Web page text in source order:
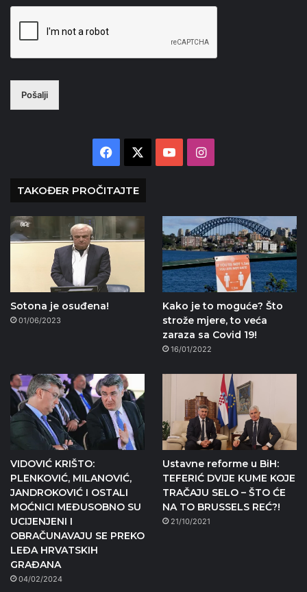
Pošalji
Facebook YouTubeInstagram
TAKOĐER PROČITAJTE
Sotona je osuđena!
01/06/2023
Kako je to moguće? Što
strože mjere, to veća
zaraza sa Covid 19!
16/01/2022
VIDOVIĆ KRIŠTO:
PLENKOVIĆ, MILANOVIĆ,
JANDROKOVIĆ I OSTALI
MOĆNICI MEĐUSOBNO SU
UCIJENJENI I
OBRAČUNAVAJU SE PREKO
LEĐA HRVATSKIH
GRAĐANA
04/02/2024
Ustavne reforme u BiH:
TEFERIĆ DVIJE KUME KOJE
TRAČAJU SELO – ŠTO ĆE
NA TO BRUSSELS REĆ?!
21/10/2021